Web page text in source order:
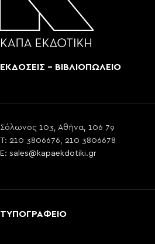
ΕΚΔΟΣΕΙΣ - ΒΙΒΛΙΟΠΩΛΕΙΟ
Σόλωνος 103, Αθήνα, 106 79
T: 210 3806676, 210 3806678
E: sales@kapaekdotiki.gr
ΤΥΠΟΓΡΑΦΕΙΟ